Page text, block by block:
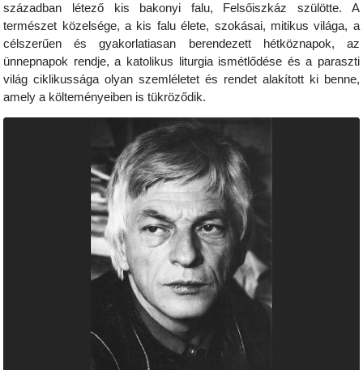
században létező kis bakonyi falu, Felsőiszkáz szülötte. A
természet közelsége, a kis falu élete, szokásai, mitikus világa, a
célszerűen és gyakorlatiasan berendezett hétköznapok, az
ünnepnapok rendje, a katolikus liturgia ismétlődése és a paraszti
világ ciklikussága olyan szemléletet és rendet alakított ki benne,
amely a költeményeiben is tükröződik.